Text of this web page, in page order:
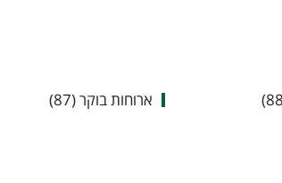
ארוחות בוקר (87)